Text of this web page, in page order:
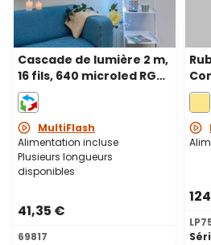
Cascade de lumière 2 m,
16 fils, 640 microled RGB
couleurs changeantes,
câble métal cuivré
MultiFlash
Alimentation incluse
Plusieurs longueurs
disponibles
41,35 €
69817
m,